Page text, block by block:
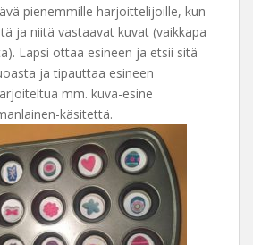
pienemmille harjoittelijoille, kun
ja niitä vastaavat kuvat (vaikkapa
Lapsi ottaa esineen ja etsii sitä
ja tipauttaa esineen
mm. kuva-esine
käsitettä.